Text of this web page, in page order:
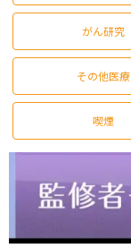
がん研究
その他医療
喫煙